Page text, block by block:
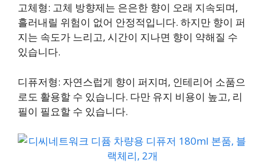
고체형: 고체 방향제는 은은한 향이 오래 지속되며,
흘러내릴 위험이 없어 안정적입니다. 하지만 향이 퍼
지는 속도가 느리고, 시간이 지나면 향이 약해질 수
있습니다.
디퓨저형: 자연스럽게 향이 퍼지며, 인테리어 소품으
로도 활용할 수 있습니다. 다만 유지 비용이 높고, 리
필이 필요할 수 있습니다.